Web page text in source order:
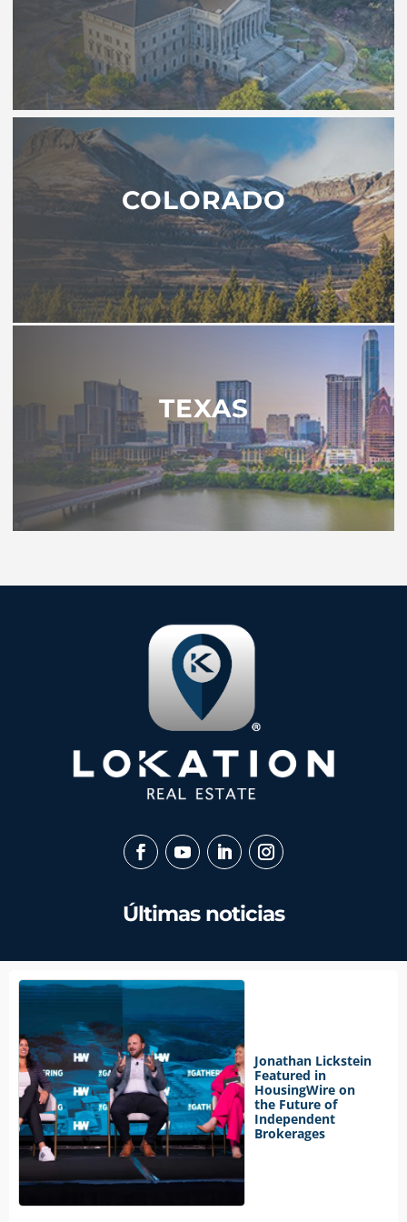
COLORADO
TEXAS
Últimas noticias
Jonathan Lickstein
Featured in
HousingWire on
the Future of
Independent
Brokerages